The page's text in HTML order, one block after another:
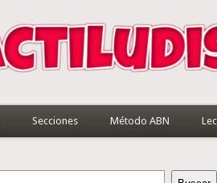
Secciones Método ABN